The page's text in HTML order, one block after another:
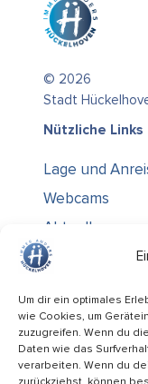
Um dir ein optimales
wie Cookies, um
zuzugreifen. Wenn du
Daten wie das
verarbeiten. Wenn du
© 2026
Stadt
Nützliche Links
Lage und
Webcams
Aktuelles
Über uns
Kontakt /
Alle Ämter
Rechtliches